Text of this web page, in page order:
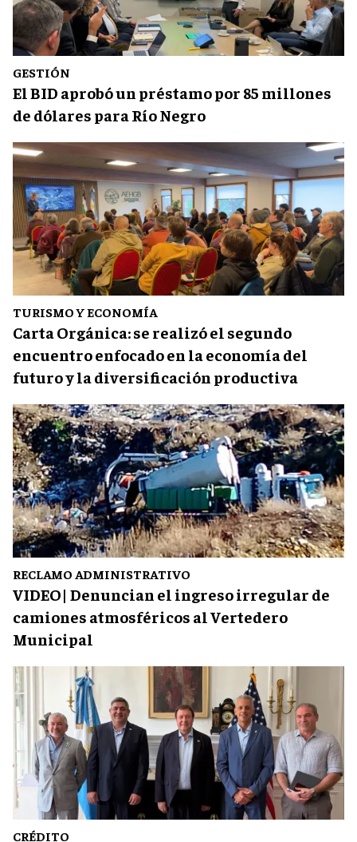
GESTIÓN
El BID aprobó un préstamo por 85 millones
de dólares para Río Negro
TURISMO Y ECONOMÍA
Carta Orgánica: se realizó el segundo
encuentro enfocado en la economía del
futuro y la diversificación productiva
RECLAMO ADMINISTRATIVO
VIDEO| Denuncian el ingreso irregular de
camiones atmosféricos al Vertedero
Municipal
CRÉDITO